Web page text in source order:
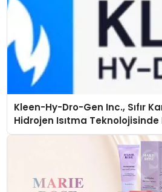
Kleen-Hy-Dro-Gen Inc., Sıfır
Hidrojen Isıtma Teknolojisinde
Düzenleyici Onaylarını Aldı